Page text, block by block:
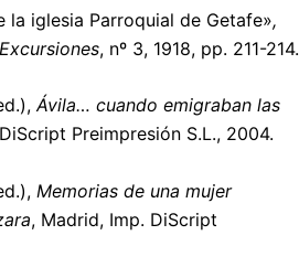
la iglesia Parroquial de Getafe»,
, nº 3, 1918, pp. 211-214.
Ávila… cuando emigraban las
Preimpresión S.L., 2004.
Memorias de una mujer
, Madrid, Imp. DiScript